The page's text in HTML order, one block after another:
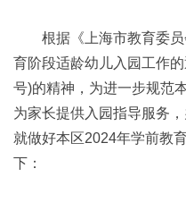
根据《上海市教育委员
育阶段适龄幼儿入园工作
号)的精神，为进一步规范
为家长提供入园指导服务
就做好本区2024年学前教
下：